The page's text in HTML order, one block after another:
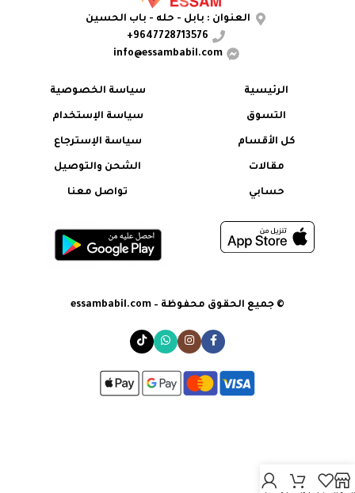
العنوان : بابل - حله - باب الحسين
9647728713576+
info@essambabil.com
الرئيسية
التسوق
كل الأقسام
مقالات
حسابي
سياسة الخصوصية
سياسة الإستخدام
سياسة الإسترجاع
الشحن والتوصيل
تواصل معنا
© جميع الحقوق محفوظة – essambabil.com